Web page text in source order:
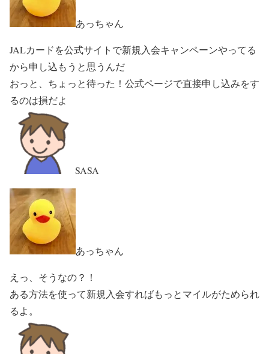
あっちゃん
JALカードを公式サイトで新規入会キャンペーンやってる
から申し込もうと思うんだ
おっと、ちょっと待った！公式ページで直接申し込みをす
るのは損だよ
SASA
あっちゃん
えっ、そうなの？！
ある方法を使って新規入会すればもっとマイルがためられ
るよ。